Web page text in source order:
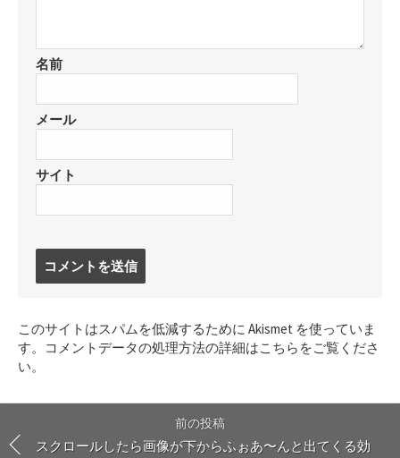
名前
メール
サイト
す
る
このサイトはスパムを低減するために Akismet を使っていま
す。
コメントデータの処理方法の詳細はこちらをご覧くださ
い。
前の投稿
スクロールしたら画像が下からふぉあ〜んと出てくる効